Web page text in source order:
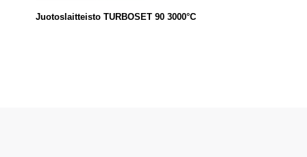
Juotoslaitteisto TURBOSET 90 3000°C